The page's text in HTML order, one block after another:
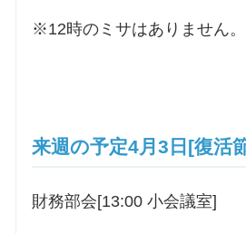
※12時のミサはありません。
来週の予定4月3日[復活
財務部会[13:00 小会議室]